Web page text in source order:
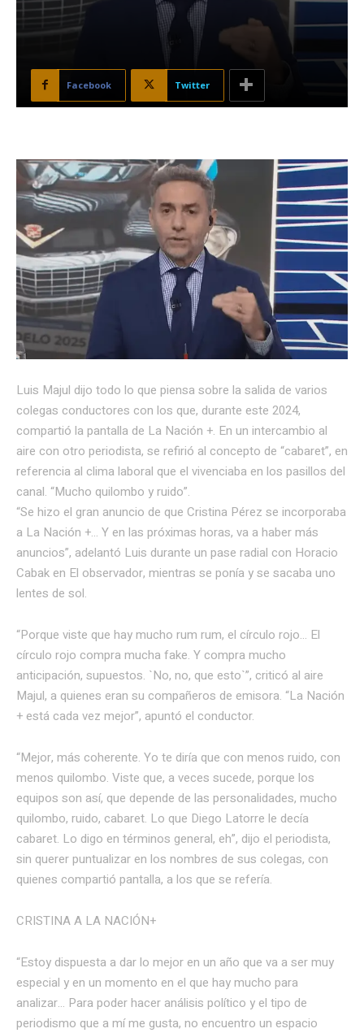
Facebook Twitter
Luis Majul dijo todo lo que piensa sobre la salida de varios
colegas conductores con los que, durante este 2024,
compartió la pantalla de La Nación +. En un intercambio al
aire con otro periodista, se refirió al concepto de “cabaret”, en
referencia al clima laboral que el vivenciaba en los pasillos del
canal. “Mucho quilombo y ruido”.
“Se hizo el gran anuncio de que Cristina Pérez se incorporaba
a La Nación +… Y en las próximas horas, va a haber más
anuncios”, adelantó Luis durante un pase radial con Horacio
Cabak en El observador, mientras se ponía y se sacaba uno
lentes de sol.
“Porque viste que hay mucho rum rum, el círculo rojo… El
círculo rojo compra mucha fake. Y compra mucho
anticipación, supuestos. `No, no, que esto`”, criticó al aire
Majul, a quienes eran su compañeros de emisora. “La Nación
+ está cada vez mejor”, apuntó el conductor.
“Mejor, más coherente. Yo te diría que con menos ruido, con
menos quilombo. Viste que, a veces sucede, porque los
equipos son así, que depende de las personalidades, mucho
quilombo, ruido, cabaret. Lo que Diego Latorre le decía
cabaret. Lo digo en términos general, eh”, dijo el periodista,
sin querer puntualizar en los nombres de sus colegas, con
quienes compartió pantalla, a los que se refería.
CRISTINA A LA NACIÓN+
“Estoy dispuesta a dar lo mejor en un año que va a ser muy
especial y en un momento en el que hay mucho para
analizar… Para poder hacer análisis político y el tipo de
periodismo que a mí me gusta, no encuentro un espacio